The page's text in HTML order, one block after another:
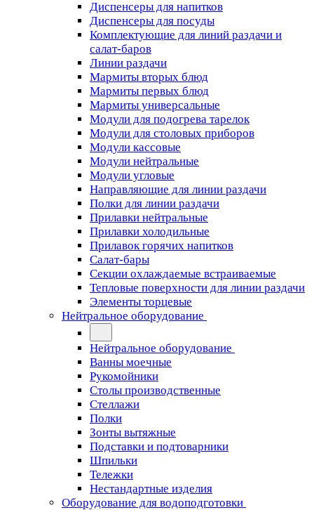
Диспенсеры для напитков
Диспенсеры для посуды
Комплектующие для линий раздачи и
салат-баров
Линии раздачи
Мармиты вторых блюд
Мармиты первых блюд
Мармиты универсальные
Модули для подогрева тарелок
Модули для столовых приборов
Модули кассовые
Модули нейтральные
Модули угловые
Направляющие для линии раздачи
Полки для линии раздачи
Прилавки нейтральные
Прилавки холодильные
Прилавок горячих напитков
Салат-бары
Секции охлаждаемые встраиваемые
Тепловые поверхности для линии раздачи
Элементы торцевые
Нейтральное оборудование
Нейтральное оборудование
Ванны моечные
Рукомойники
Столы производственные
Стеллажи
Полки
Зонты вытяжные
Подставки и подтоварники
Шпильки
Тележки
Нестандартные изделия
Оборудование для водоподготовки